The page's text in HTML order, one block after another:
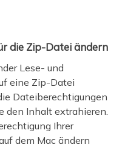
die Zip-Datei ändern
Lese- und
eine Zip-Datei
Dateiberechtigungen
den Inhalt extrahieren.
Ihrer
dem Mac ändern